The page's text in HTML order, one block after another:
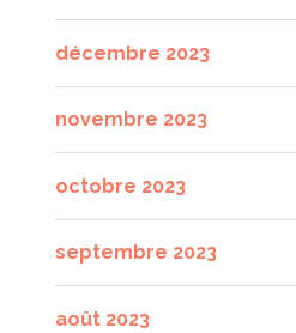
décembre 2023
novembre 2023
octobre 2023
septembre 2023
août 2023